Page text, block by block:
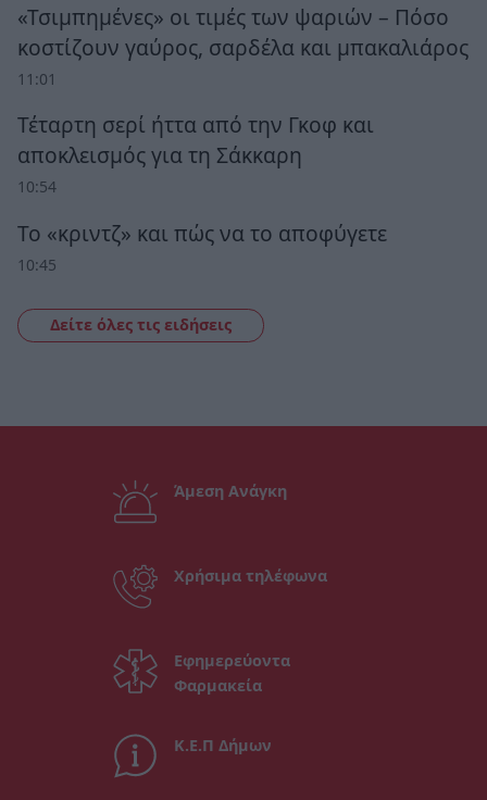
«Τσιμπημένες» οι τιμές των ψαριών – Πόσο
κοστίζουν γαύρος, σαρδέλα και μπακαλιάρος
11:01
Τέταρτη σερί ήττα από την Γκοφ και
αποκλεισμός για τη Σάκκαρη
10:54
Το «κριντζ» και πώς να το αποφύγετε
10:45
Δείτε όλες τις ειδήσεις
Άμεση Ανάγκη
Χρήσιμα τηλέφωνα
Εφημερεύοντα
Φαρμακεία
Κ.Ε.Π Δήμων